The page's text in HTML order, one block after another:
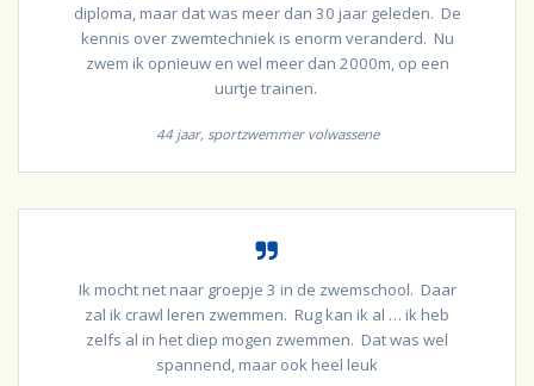
diploma, maar dat was meer dan 30 jaar geleden. De
kennis over zwemtechniek is enorm veranderd. Nu
zwem ik opnieuw en wel meer dan 2000m, op een
uurtje trainen.
44 jaar, sportzwemmer volwassene
Ik mocht net naar groepje 3 in de zwemschool. Daar
zal ik crawl leren zwemmen. Rug kan ik al … ik heb
zelfs al in het diep mogen zwemmen. Dat was wel
spannend, maar ook heel leuk